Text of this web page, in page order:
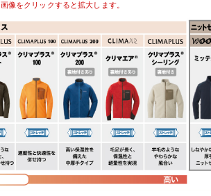
画像をクリックすると拡大します。